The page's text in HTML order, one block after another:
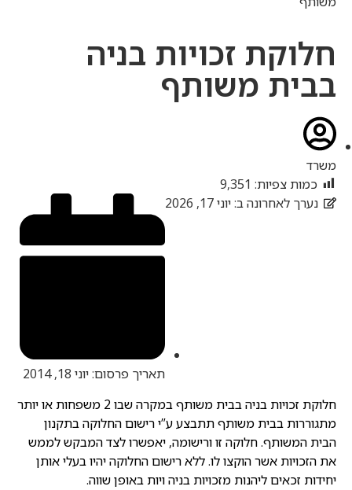
חלוקת זכויות בניה
בבית משותף
משרד
כמות צפיות: 9,351
נערך לאחרונה ב: יוני 17, 2026
תאריך פרסום:יוני 18, 2014
חלוקת זכויות בניה בבית משותף במקרה שבו 2 משפחות או יותר
מתגוררות בבית משותף תתבצע ע”י רישום החלוקה בתקנון
הבית המשותף. חלוקה זו ורישומה, יאפשרו לצד המבקש לממש
את הזכויות אשר הוקצו לו. ללא רישום החלוקה יהיו בעלי אותן
יחידות זכאים ליהנות מזכויות בניה ויות באופן שווה.